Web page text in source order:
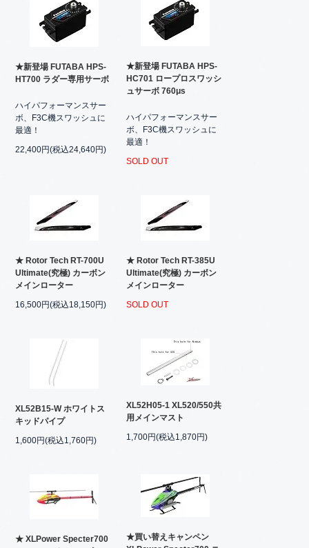
★新登場 FUTABA HPS-
HT700 ラダー専用サーボ
ハイパフォーマンスサー
ボ、F3C機スワッシュに
最適！
22,400円(税込24,640円)
★新登場 FUTABA HPS-
HC701 ロープロスワッシ
ュサーボ 760μs
ハイパフォーマンスサー
ボ、F3C機スワッシュに
最適！
SOLD OUT
★ Rotor Tech RT-700U
Ultimate(究極) カーボン
メインローター
16,500円(税込18,150円)
★ Rotor Tech RT-385U
Ultimate(究極) カーボン
メインローター
SOLD OUT
XL52B15-W ホワイトス
キッドパイプ
1,600円(税込1,760円)
XL52H05-1 XL520/550共
用メインマスト
1,700円(税込1,870円)
★ XLPower Specter700
★買い替えキャンペン